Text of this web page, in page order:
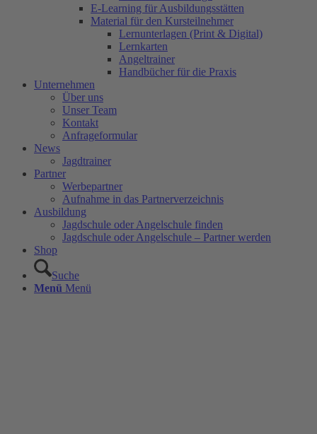
E-Learning für Ausbildungsstätten
Material für den Kursteilnehmer
Lernunterlagen (Print & Digital)
Lernkarten
Angeltrainer
Handbücher für die Praxis
Unternehmen
Über uns
Unser Team
Kontakt
Anfrageformular
News
Jagdtrainer
Partner
Werbepartner
Aufnahme in das Partnerverzeichnis
Ausbildung
Jagdschule oder Angelschule finden
Jagdschule oder Angelschule – Partner werden
Shop
Suche
Menü Menü